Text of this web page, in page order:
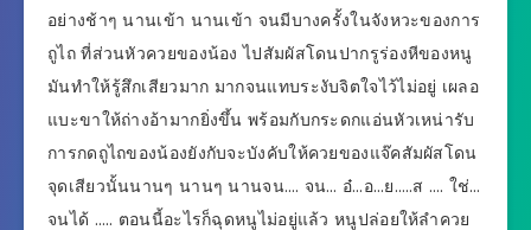
อย่างช้าๆ นานเข้า นานเข้า จนมีบางครั้งในจังหวะของการ
ถูไถ ที่ส่วนหัวควยของน้อง ไปสัมผัสโดนปากรูร่องหีของหนู
มันทำให้รู้สึกเสียวมาก มากจนแทบระงับจิตใจไว้ไม่อยู่ เผลอ
แบะขาให้ถ่างอ้ามากยิ่งขึ้น พร้อมกับกระดกแอ่นหัวเหน่ารับ
การกดถูไถของน้องยังกับจะบังคับให้ควยของแจ๊คสัมผัสโดน
จุดเสียวนั้นนานๆ นานๆ นานจน…. จน… อ๋…อ…ย…..ส …. ใช่…
จนได้ ….. ตอนนี้อะไรก็ฉุดหนูไม่อยู่แล้ว หนูปล่อยให้ลำควย